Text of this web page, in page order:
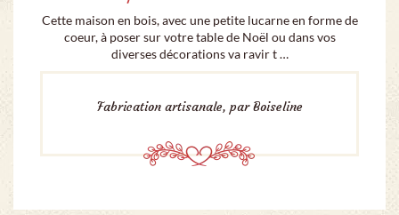
Cette maison en bois, avec une petite lucarne en forme de
coeur, à poser sur votre table de Noël ou dans vos
diverses décorations va ravir t …
Fabrication artisanale, par Boiseline